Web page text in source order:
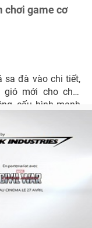
chơi game cơ
sa đà vào chi tiết,
gió mới cho chơi
cấu hình mạnh